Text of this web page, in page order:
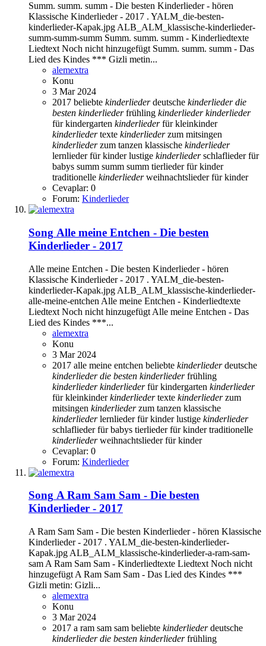
Summ. summ. summ - Die besten Kinderlieder - hören
Klassische Kinderlieder - 2017 . YALM_die-besten-
kinderlieder-Kapak.jpg ALB_ALM_klassische-kinderlieder-
summ-summ-summ Summ. summ. summ - Kinderliedtexte
Liedtext Noch nicht hinzugefügt Summ. summ. summ - Das
Lied des Kindes *** Gizli metin...
alemextra
Konu
3 Mar 2024
2017 beliebte kinderlieder deutsche kinderlieder die
besten kinderlieder frühling kinderlieder kinderlieder
für kindergarten kinderliederfür kleinkinder
kinderliedertexte kinderliederzum mitsingen
kinderliederzum tanzen klassische kinderlieder
lernlieder für kinderlustige kinderlieder schlaflieder für
babys summ summ summ tierlieder für kinder
traditionelle kinderlieder weihnachtslieder für kinder
Cevaplar: 0
Forum: Kinderlieder
Song Alle meine Entchen - Die besten
Kinderlieder - 2017
Alle meine Entchen - Die besten Kinderlieder - hören
Klassische Kinderlieder - 2017 . YALM_die-besten-
kinderlieder-Kapak.jpg ALB_ALM_klassische-kinderlieder-
alle-meine-entchen Alle meine Entchen - Kinderliedtexte
Liedtext Noch nicht hinzugefügt Alle meine Entchen - Das
Lied des Kindes ***...
alemextra
Konu
3 Mar 2024
2017 alle meine entchen beliebte kinderlieder deutsche
kinderlieder die besten kinderlieder frühling
kinderlieder kinderliederfür kindergarten kinderlieder
für kleinkinderkinderliedertexte kinderliederzum
mitsingen kinderliederzum tanzen klassische
kinderlieder lernlieder für kinderlustige kinderlieder
schlaflieder für babys tierlieder für kindertraditionelle
kinderlieder weihnachtslieder für kinder
Cevaplar: 0
Forum: Kinderlieder
Song A Ram Sam Sam - Die besten
Kinderlieder - 2017
A Ram Sam Sam - Die besten Kinderlieder - hören Klassische
Kinderlieder - 2017 . YALM_die-besten-kinderlieder-
Kapak.jpg ALB_ALM_klassische-kinderlieder-a-ram-sam-
sam A Ram Sam Sam - Kinderliedtexte Liedtext Noch nicht
hinzugefügt A Ram Sam Sam - Das Lied des Kindes ***
Gizli metin: Gizli...
alemextra
Konu
3 Mar 2024
2017 a ram sam sam beliebte kinderlieder deutsche
kinderlieder die besten kinderlieder frühling